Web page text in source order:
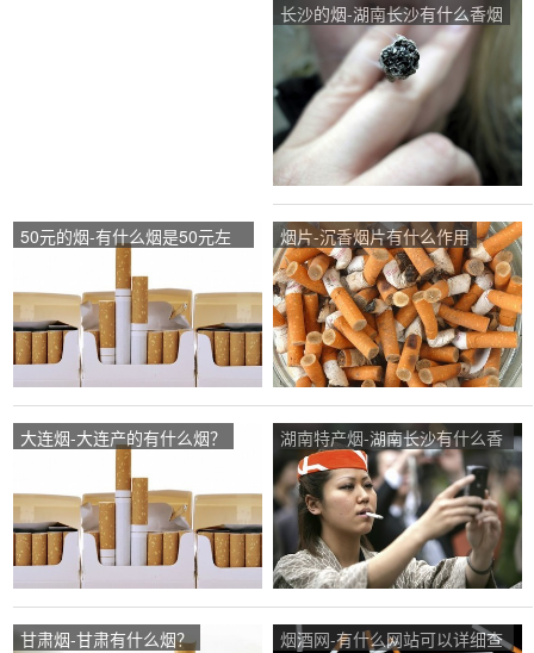
长沙的烟-湖南长沙有什么香烟
50元的烟-有什么烟是50元左
烟片-沉香烟片有什么作用
大连烟-大连产的有什么烟？
湖南特产烟-湖南长沙有什么香
烟
甘肃烟-甘肃有什么烟？
烟酒网-有什么网站可以详细查